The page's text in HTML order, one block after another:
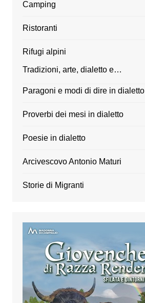
Camping
Ristoranti
Rifugi alpini
Tradizioni, arte, dialetto e…
Paragoni e modi di dire in dialetto
Proverbi dei mesi in dialetto
Poesie in dialetto
Arcivescovo Antonio Maturi
Storie di Migranti